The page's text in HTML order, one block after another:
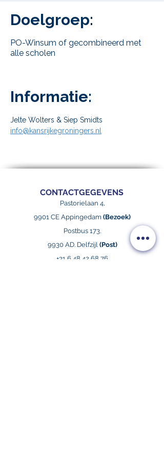
Doelgroep:
PO-Winsum of gecombineerd met
alle scholen
Informatie:
Jelte Wolters & Siep Smidts
info@kansrijkegroningers.nl
CONTACTGEGEVENS
Pastorielaan 4,
9901 CE Appingedam (Bezoek)
Postbus 173.
9930 AD. Delfzijl (Post)
+31 6 48 42 68 76